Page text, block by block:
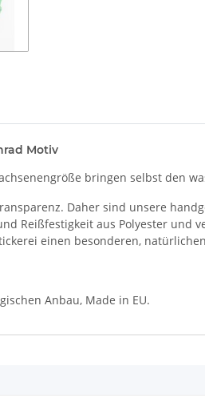
Motiv
bringen selbst den
Daher sind unsere
Reißfestigkeit aus Polyester und
einen besonderen,
Anbau, Made in EU.